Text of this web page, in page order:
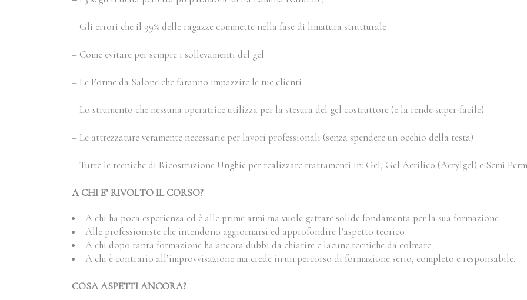
– Gli errori che il 99% delle ragazze commette nella fase di limatura strutturale
– Come evitare per sempre i sollevamenti del gel
– Le Forme da Salone che faranno impazzire le tue clienti
– Lo strumento che nessuna operatrice utilizza per la stesura del gel costruttore (e la rende super-facile)
– Le attrezzature veramente necessarie per lavori professionali (senza spendere un occhio della testa)
– Tutte le tecniche di Ricostruzione Unghie per realizzare trattamenti in: Gel, Gel Acrilico (Acrylgel) e Semi
A CHI E’ RIVOLTO IL CORSO?
A chi ha poca esperienza ed è alle prime armi ma vuole gettare solide fondamenta per la sua formazione
Alle professioniste che intendono aggiornarsi ed approfondire l’aspetto teorico
A chi dopo tanta formazione ha ancora dubbi da chiarire e lacune tecniche da colmare
A chi è contrario all’improvvisazione ma crede in un percorso di formazione serio, completo e responsabile.
COSA ASPETTI ANCORA?